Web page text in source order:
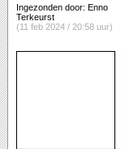
Ingezonden door: Enno
Terkeurst
(11 feb 2024 / 20:58 uur)